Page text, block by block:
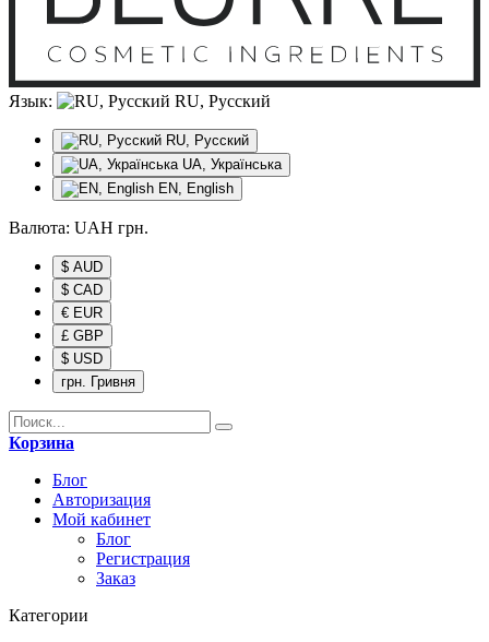
Язык: RU, Русский
RU, Русский
UA, Українська
EN, English
Валюта: UAH грн.
$ AUD
$ CAD
€ EUR
£ GBP
$ USD
грн. Гривня
Корзина
Блог
Авторизация
Мой кабинет
Блог
Регистрация
Заказ
Категории